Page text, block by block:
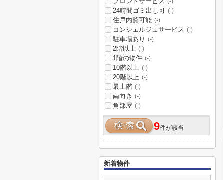
(-)
24時間ゴミ出し可 (-)
住戸内覧可能 (-)
コンシェルジュサービス (-)
駐車場あり (-)
2階以上 (-)
1階の物件 (-)
10階以上 (-)
20階以上 (-)
最上階 (-)
南向き (-)
角部屋 (-)
9件が該当
新着物件